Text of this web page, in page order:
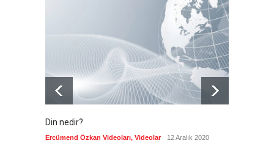
Japonya, nükleer silah
karşıtlığını teyid etmedi
6 Ağustos 2026
Din nedir?
Ercümend Özkan Videoları, Videolar 12 Aralık 2020